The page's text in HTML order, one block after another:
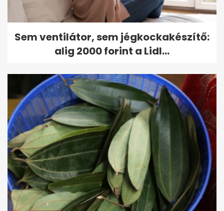
Sem ventilátor, sem jégkockakészítő:
alig 2000 forint a Lidl...